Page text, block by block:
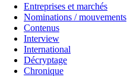
Entreprises et marchés
Nominations / mouvements
Contenus
Interview
International
Décryptage
Chronique